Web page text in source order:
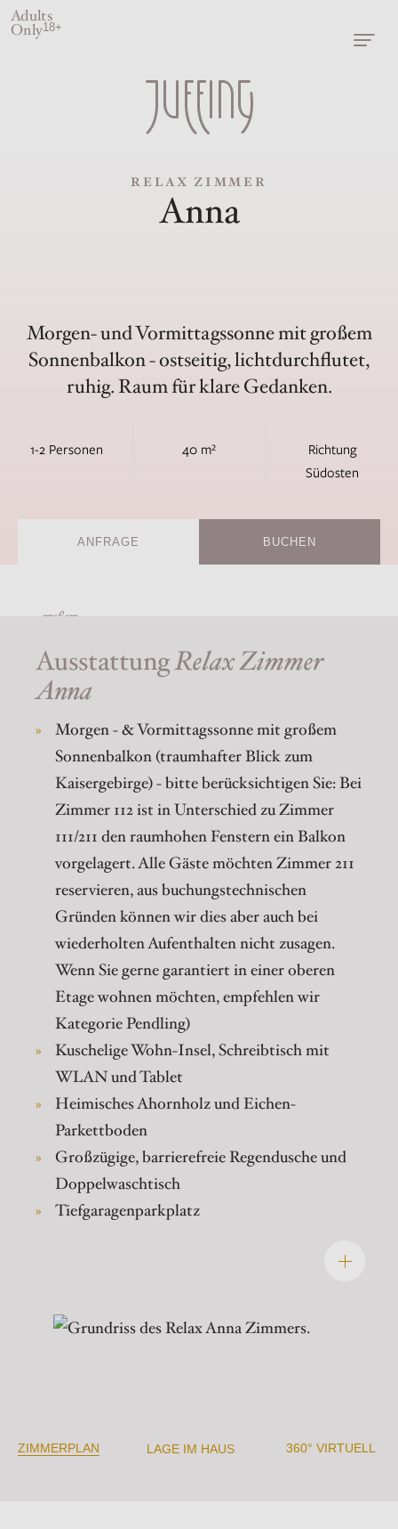
Adults
Only18+
RELAX ZIMMER
Anna
Morgen- und Vormittagssonne mit großem
Sonnenbalkon - ostseitig, lichtdurchflutet,
ruhig. Raum für klare Gedanken.
1-2 Personen 40 m²
Richtung
Südosten
ANFRAGE BUCHEN
großem
AusstattungRelax Zimmer
Anna
Morgen - & Vormittagssonne mit großem
Sonnenbalkon (traumhafter Blick zum
Kaisergebirge) - bitte berücksichtigen Sie: Bei
Zimmer 112 ist in Unterschied zu Zimmer
111/211 den raumhohen Fenstern ein Balkon
vorgelagert. Alle Gäste möchten Zimmer 211
reservieren, aus buchungstechnischen
Gründen können wir dies aber auch bei
wiederholten Aufenthalten nicht zusagen.
Wenn Sie gerne garantiert in einer oberen
Etage wohnen möchten, empfehlen wir
Kategorie Pendling)
Kuschelige Wohn-Insel, Schreibtisch mit
WLAN und Tablet
Heimisches Ahornholz und Eichen-
Parkettboden
Großzügige, barrierefreie Regendusche und
Doppelwaschtisch
Tiefgaragenparkplatz
ZIMMERPLAN LAGE IM HAUS 360° VIRTUELL